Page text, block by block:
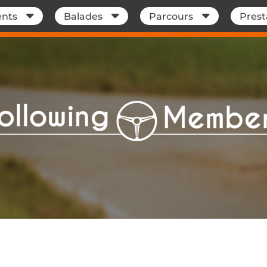
Balades Parcours